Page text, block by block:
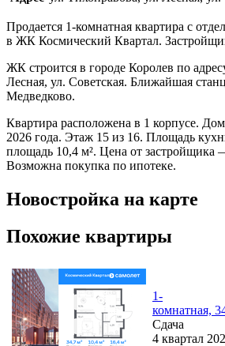
Продается 1-комнатная квартира с
в ЖК Космический Квартал.
ЖК строится в городе Королев по
Лесная, ул. Советская. Ближайшая
Медведково.
Квартира расположена в 1 корпусе.
2026 года. Этаж 15 из 16. Площадь
площадь 10,4 м². Цена от застройщика
Возможна покупка по ипотеке.
Новостройка на карте
Похожие квартиры
1-
комнатная,
Сдача
4 квартал